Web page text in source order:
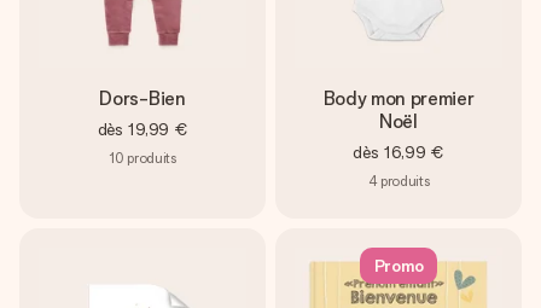
Dors-Bien
dès 19,99 €
10 produits
Body mon premier
Noël
dès 16,99 €
4 produits
Promo